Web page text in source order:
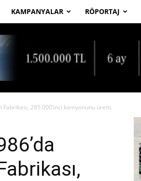
KAMPANYALAR RÖPORTAJ
285.000’inci kamyonunu üretti.